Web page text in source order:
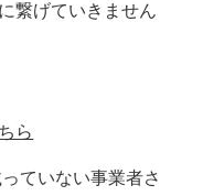
繋げていきません
ら
ていない事業者さ